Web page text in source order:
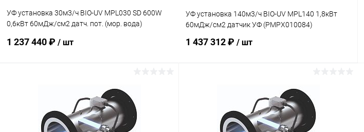
УФ установка 30м3/ч BIO-UV MPL030 SD 600W
0,6кВт 60мДж/см2 датч. пот. (мор. вода)
1 237 440 ₽ / шт
В избранное
К сравнению Под заказ
УФ установка 140м3/ч BIO-UV MPL140 1,8кВт
60мДж/см2 датчик УФ (PMPX010084)
1 437 312 ₽ / шт
В избранное
К сравнению В наличии